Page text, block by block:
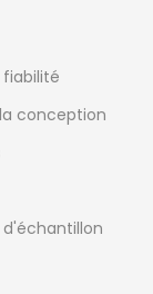
conception